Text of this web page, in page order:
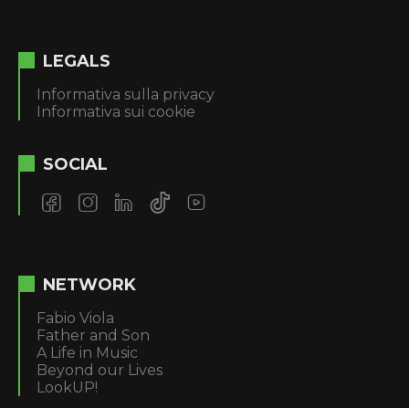
LEGALS
Informativa sulla privacy
Informativa sui cookie
SOCIAL
NETWORK
Fabio Viola
Father and Son
A Life in Music
Beyond our Lives
LookUP!